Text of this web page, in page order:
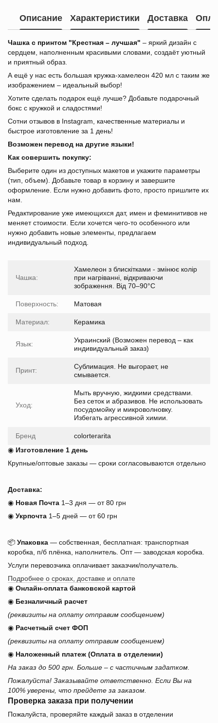
Описание Характеристики Доставка
Чашка с принтом "Крестная – лучшая" – яркий дизайн с
сердцем, наполненным красивыми словами, создаёт уютный
и приятный образ.
А ещё у нас есть большая кружка-хамелеон 420 мл с таким же
изображением – идеальный выбор!
Хотите сделать подарок ещё лучше? Добавьте подарочный
бокс с кружкой и сладостями!
Сотни отзывов в Instagram, качественные материалы и
быстрое изготовление за 1 день!
Возможен перевод на другие языки!
Как совершить покупку:
Выберите один из доступных макетов и укажите параметры
(тип, объем). Добавьте товар в корзину и завершите
оформление. Если нужно добавить фото, просто пришлите их
нам.
Редактирование уже имеющихся дат, имен и феминитивов не
меняет стоимости. Если хочется чего-то особенного или
нужно добавить новые элементы, предлагаем
индивидуальный подход.
Чашка:
Хамелеон з блискітками - змінює колір
при нагріванні, відкриваючи
зображення. Від 70–90°C
Поверхность: Матовая
Материал: Керамика
Язык:
Украинский (Возможен перевод – как
индивидуальный заказ)
Принт:
Сублимация. Не выгорает, не
смывается.
Уход:
Мыть вручную, жидкими средствами.
Без сеток и абразивов. Не использовать
посудомойку и микроволновку.
Избегать агрессивной химии.
Бренд
colorterarita
◉ Изготовление 1 день
Крупные/оптовые заказы — сроки согласовываются отдельно
Доставка:
◉ Новая Почта 1–3 дня — от 80 грн
◉ Укрпочта 1–5 дней — от 60 грн
📦 Упаковка — собственная, бесплатная: транспортная
коробка, п/б плёнка, наполнитель. Опт — заводская коробка.
Услуги перевозчика оплачивает заказчик/получатель.
Подробнее о сроках, доставке и оплате
◉ Онлайн-оплата банковской картой
◉ Безналичный расчет
(реквизиты на оплату отправим сообщением)
◉ Расчетный счет ФОП
(реквизиты на оплату отправим сообщением)
◉ Наложенный платеж (Оплата в отделении)
На заказ до 500 грн. Больше – с частичным задатком.
Пожалуйста! Заказывайте ответственно. Если Вы на
100% уверены, что прейдете за заказом.
Проверка заказа при получении
Пожалуйста, проверяйте каждый заказ в отделении